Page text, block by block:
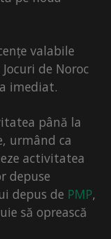
valabile
de Noroc
imediat.
până la
urmând ca
activitatea
depuse
depus de PMP,
să oprească